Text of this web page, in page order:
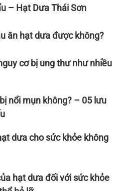
– Hạt Dưa Thái Sơn
ăn hạt dưa được không?
cơ bị ung thư như nhiều
nổi mụn không? – 05 lưu
dưa cho sức khỏe không
hạt dưa đối với sức khỏe